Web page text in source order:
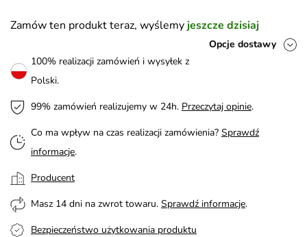
Zamów ten produkt teraz, wyślemy jeszcze dzisiaj
Opcje dostawy
100% realizacji zamówień i wysyłek z
Polski.
99% zamówień realizujemy w 24h. Przeczytaj opinie.
Co ma wpływ na czas realizacji zamówienia? Sprawdź
informacje.
Producent
Masz 14 dni na zwrot towaru. Sprawdź informacje.
Bezpieczeństwo użytkowania produktu